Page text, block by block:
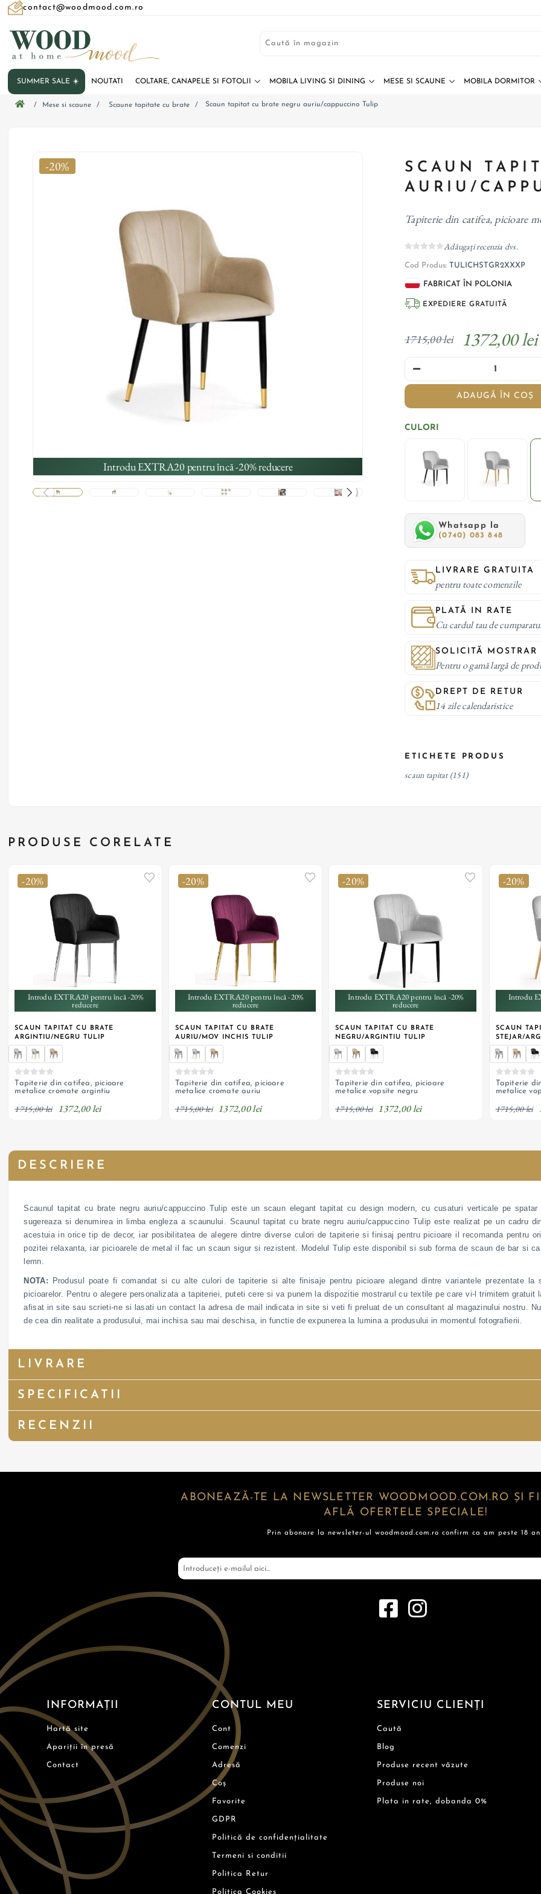
contact@woodmood.com.ro
SUMMER SALE ☀️ NOUTATI COLTARE, CANAPELE SI FOTOLII MOBILA LIVING SI DINING MESE SI SCAUNE MOBILA DORMITOR
/ Mese si scaune / Scaune tapitate cu brate / Scaun tapitat cu brate negru auriu/cappuccino Tulip
-20%
Introdu EXTRA20 pentru încă -20% reducere
SCAUN
AURIU/
Tapiterie din catifea, picioare
Adăugați recenzia dvs.
Cod Produs: TULICHSTGR2XXXP
FABRICAT ÎN POLONIA
EXPEDIERE GRATUITĂ
1715,00 lei 1372,00 lei
ADAUGĂ ÎN COȘ
CULORI
Whatsapp la
(0740) 083 848
LIVRARE GRATUITA
pentru toate comenzile
PLATĂ IN RATE
Cu cardul tau de
SOLICITĂ MOSTRAR
Pentru o gamă largă de
DREPT DE RETUR
14 zile calendaristice
ETICHETE PRODUS
scaun tapitat (151)
PRODUSE CORELATE
-20%
Introdu EXTRA20 pentru încă -20%
reducere
SCAUN TAPITAT CU BRATE
ARGINTIU/NEGRU TULIP
+ 1
Tapiterie din catifea, picioare
metalice cromate argintiu
1715,00 lei 1372,00 lei
-20%
Introdu EXTRA20 pentru încă -20%
reducere
SCAUN TAPITAT CU BRATE
AURIU/MOV INCHIS TULIP
+ 1
Tapiterie din catifea, picioare
metalice cromate auriu
1715,00 lei 1372,00 lei
-20%
Introdu EXTRA20 pentru încă -20%
reducere
SCAUN TAPITAT CU BRATE
NEGRU/ARGINTIU TULIP
+ 1
Tapiterie din catifea, picioare
metalice vopsite negru
1715,00 lei 1372,00 lei
-20%
Introdu
SCAUN
STEJAR/
Tapiterie
metalice
1715,00 lei
DESCRIERE
Scaunul tapitat cu brate negru auriu/cappuccino Tulip este un scaun elegant tapitat cu design modern, cu cusaturi verticale pe
sugereaza si denumirea in limba engleza a scaunului. Scaunul tapitat cu brate negru auriu/cappuccino Tulip este realizat pe un cadru
acestuia in orice tip de decor, iar posibilitatea de alegere dintre diverse culori de tapiterie si finisaj pentru picioare il recomanda pentru
pozitei relaxanta, iar picioarele de metal il fac un scaun sigur si rezistent. Modelul Tulip este disponibil si sub forma de scaun de bar si
lemn.
NOTA: Produsul poate fi comandat si cu alte culori de tapiterie si alte finisaje pentru picioare alegand dintre variantele prezentate
picioarelor. Pentru o alegere personalizata a tapiteriei, puteti cere si va punem la dispozitie mostrarul cu textile pe care vi-l trimitem gratuit
afisat in site sau scrieti-ne si lasati un contact la adresa de mail indicata in site si veti fi preluat de un consultant al magazinului nostru.
de cea din realitate a produsului, mai inchisa sau mai deschisa, in functie de expunerea la lumina a produsului in momentul fotografierii.
LIVRARE
SPECIFICATII
RECENZII
ABONEAZĂ-TE LA NEWSLETTER WOODMOOD.COM.RO ȘI
AFLĂ OFERTELE SPECIALE!
Prin abonare la newsleter-ul woodmood.com.ro confirm ca am peste 18
INFORMAȚII
Hartă site
Apariții în presă
Contact
CONTUL MEU
Cont
Comenzi
Adresă
Coș
Favorite
GDPR
Politică de confidențialitate
Termeni si conditii
Politica Retur
Politica Cookies
SERVICIU CLIENȚI
Caută
Blog
Produse recent văzute
Produse noi
Plata in rate, dobanda 0%